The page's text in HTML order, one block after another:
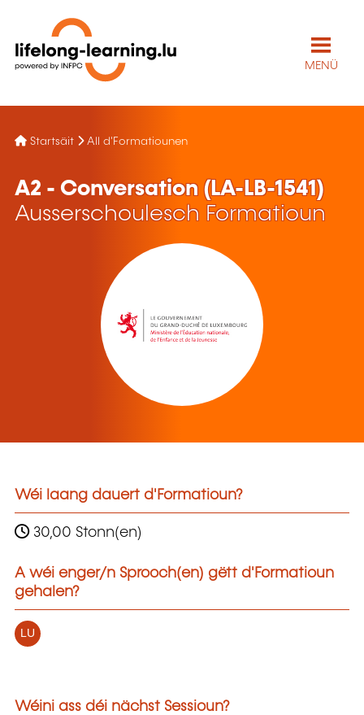
MENÜ
Startsäit All d'Formatiounen
A2 - Conversation (LA-LB-1541)
Ausserschoulesch Formatioun
Wéi laang dauert d'Formatioun?
30,00 Stonn(en)
A wéi enger/n Sprooch(en) gëtt d'Formatioun
gehalen?
LU
Wéini ass déi nächst Sessioun?